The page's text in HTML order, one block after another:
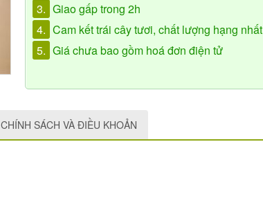
3. Giao gấp trong 2h
4. Cam kết trái cây tươi, chất lượng hạng nhất
5. Giá chưa bao gồm hoá đơn điện tử
CHÍNH SÁCH VÀ ĐIỀU KHOẢN